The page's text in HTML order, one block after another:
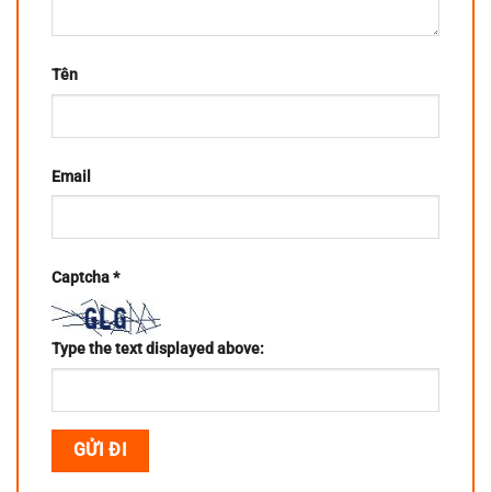
Tên
Email
Captcha*
Type the text displayed above: